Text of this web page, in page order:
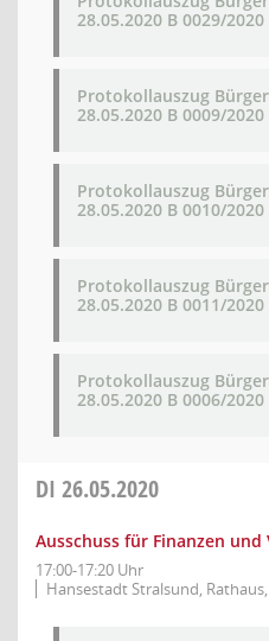
28.05.2020 B 0029/2020
Protokollauszug
28.05.2020 B 0009/2020
Protokollauszug
28.05.2020 B 0010/2020
Protokollauszug
28.05.2020 B 0011/2020
Protokollauszug
28.05.2020 B 0006/2020
DI 26.05.2020
Ausschuss für Finanzen und
17:00-17:20 Uhr
Hansestadt Stralsund,